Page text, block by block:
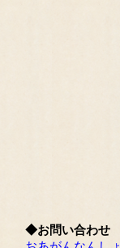
◆お問い合わせ